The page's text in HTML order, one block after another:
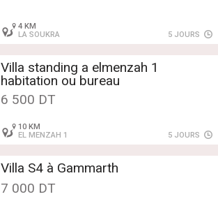
4 KM
LA SOUKRA
5 JOURS
Villa standing a elmenzah 1
habitation ou bureau
6 500 DT
10 KM
EL MENZAH 1
5 JOURS
Villa S4 à Gammarth
7 000 DT